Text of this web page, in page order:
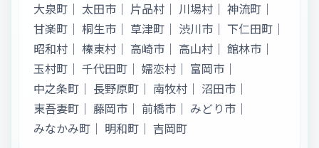
大泉町 ｜ 太田市 ｜ 片品村 ｜ 川場村 ｜ 神流町 ｜
甘楽町 ｜ 桐生市 ｜ 草津町 ｜ 渋川市 ｜ 下仁田町 ｜
昭和村 ｜ 榛東村 ｜ 高崎市 ｜ 高山村 ｜ 館林市 ｜
玉村町 ｜ 千代田町 ｜ 嬬恋村 ｜ 富岡市 ｜
中之条町 ｜ 長野原町 ｜ 南牧村 ｜ 沼田市 ｜
東吾妻町 ｜ 藤岡市 ｜ 前橋市 ｜ みどり市 ｜
みなかみ町 ｜ 明和町 ｜ 吉岡町